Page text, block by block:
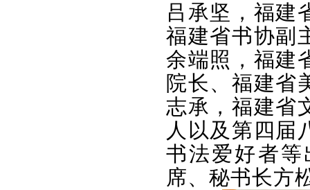
吕承坚，福建
福建省书协副
余端照，福建
院长、福建省
志承，福建省
人以及第四届
书法爱好者
席、秘书长方